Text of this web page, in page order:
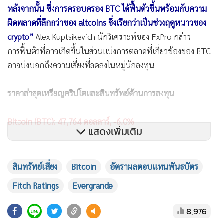
หลังจากนั้น ซึ่งการครอบครอง BTC ได้ฟื้นตัวขึ้นพร้อมกับความ
ผิดพลาดที่ลึกกว่าของ altcoins ซึ่งเรียกว่าเป็นช่วงฤดูหนาวของ
crypto” Alex Kuptsikevich นักวิเคราะห์ของ FxPro กล่าว
การฟื้นตัวที่อาจเกิดขึ้นในส่วนแบ่งการตลาดที่เกี่ยวข้องของ BTC
อาจบ่งบอกถึงความเสี่ยงที่ลดลงในหมู่นักลงทุน
ราคาล่าสุดเหรียญคริปโตและสินทรัพย์ด้านการลงทุน
Bitcoin (BTC): 47,764 ดอลลาร์, -6.0%
แสดงเพิ่มเติม
สินทรัพย์เสี่ยง Bitcoin
อัตราผลตอบแทนพันธบัตร
Fitch Ratings
Evergrande
8,976